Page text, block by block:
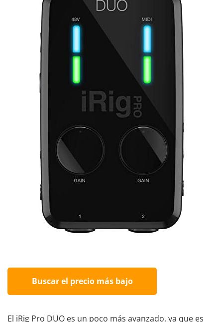
Buscar el precio más bajo
El iRig Pro DUO es un poco más avanzado, ya que es